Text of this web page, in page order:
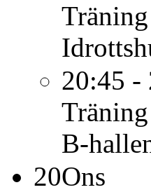
Träning
20:45 -
Träning
B-
20Ons